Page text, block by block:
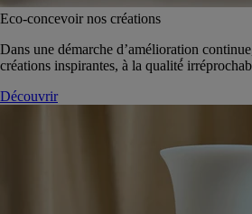
Eco-concevoir nos créations
Dans une démarche d’amélioration
créations inspirantes, à la qualité́
Découvrir